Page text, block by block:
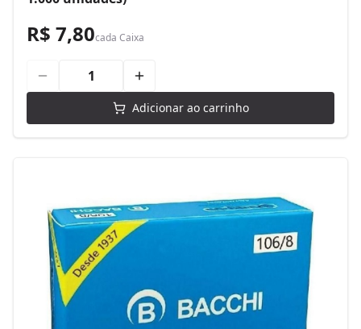
R$ 7,80cada Caixa
Adicionar ao carrinho